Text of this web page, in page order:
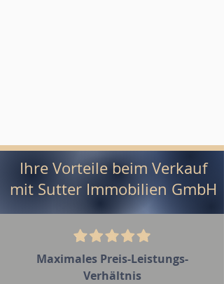
Ihre Vorteile beim Verkauf
mit Sutter Immobilien GmbH
Maximales Preis-Leistungs-
Verhältnis